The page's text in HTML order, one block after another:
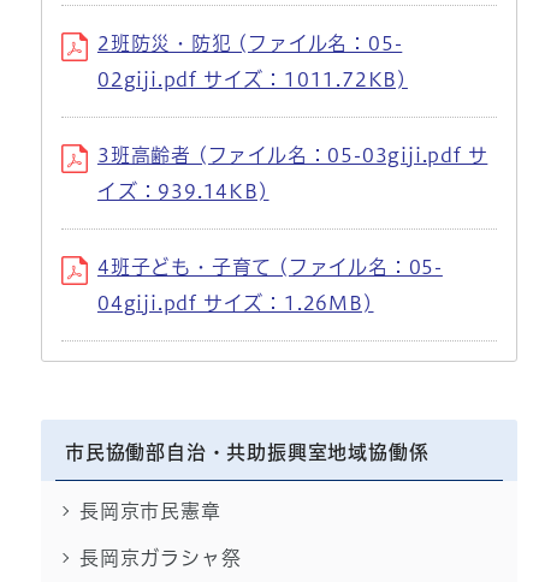
2班防災・防犯 (ファイル名：05-
02giji.pdf サイズ：1011.72KB)
3班高齢者 (ファイル名：05-03giji.pdf サ
イズ：939.14KB)
4班子ども・子育て (ファイル名：05-
04giji.pdf サイズ：1.26MB)
市民協働部自治・共助振興室地域協働係
長岡京市民憲章
長岡京ガラシャ祭